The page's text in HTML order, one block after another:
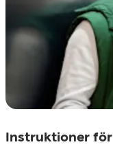
Instruktioner